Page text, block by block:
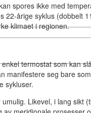
spores ikke med
22-årige syklus (dobbelt
klimaet i regionen.
termostat som kan
manifestere seg bare
sykluser.
Likevel, i lang sikt